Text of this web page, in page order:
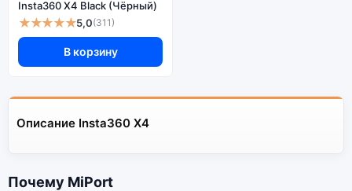
Insta360 X4 Black (Чёрный)
★★★★★5,0(311)
В корзину
Описание Insta360 X4
Почему MiPort